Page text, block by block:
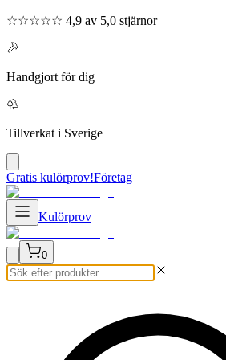
☆☆☆☆☆ 4,9 av 5,0 stjärnor
Handgjort för dig
Tillverkat i Sverige
Gratis kulörprov!Företag
Kulörprov
0